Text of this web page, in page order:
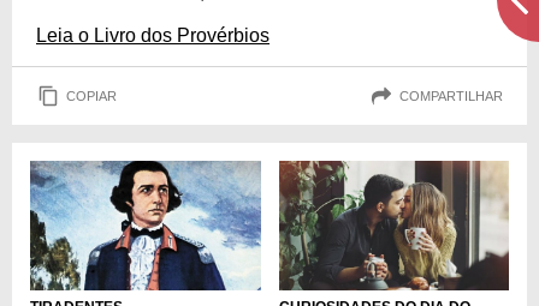
Leia o Livro dos Provérbios
COPIAR COMPARTILHAR